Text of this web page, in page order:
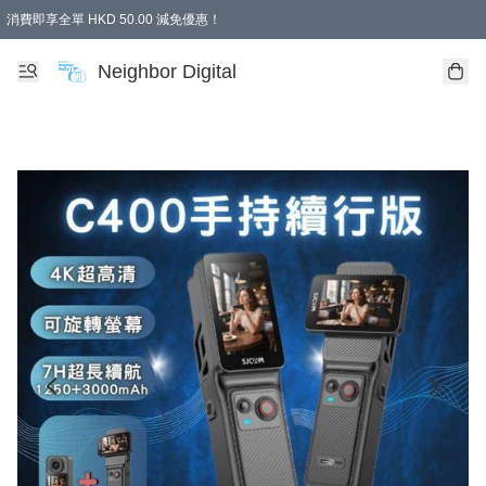
消費即享全單 HKD 50.00 減免優惠！
Neighbor Digital